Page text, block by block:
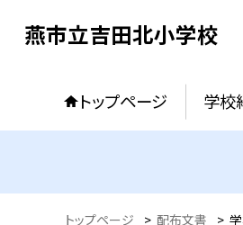
燕市立吉田北小学校
トップページ 学校
トップページ > 配布文書 >